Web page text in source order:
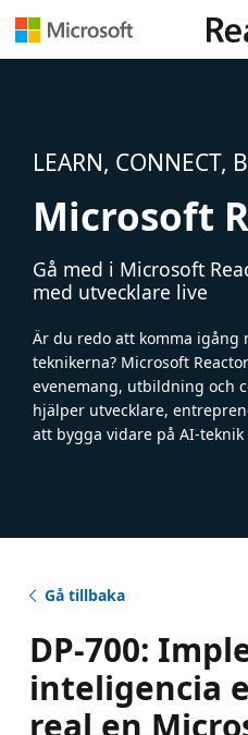
LEARN, CONNECT,
Microsoft
Gå med i Microsoft
med utvecklare live
Är du redo att komma igång
teknikerna? Microsoft
evenemang, utbildning och
hjälper utvecklare,
att bygga vidare på AI-
Gå tillbaka
DP-700:
inteligencia
real en